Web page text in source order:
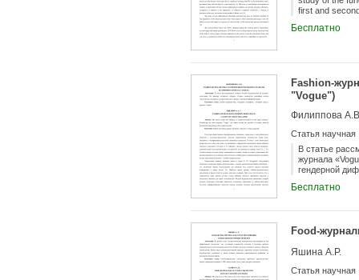
first and
Бесплатно
Fashion-
"Vogue")
Филиппова
Статья научная
В статье
журнала
гендерной
Бесплатно
Food-
Яшина А.Р.
Статья научная